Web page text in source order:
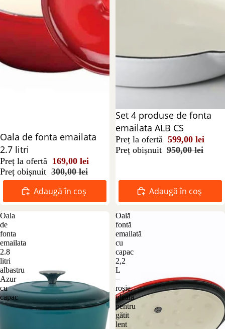
Reducere 44%
Oala de fonta emailata
2.7 litri
Preț la ofertă 169,00 lei
Preț obișnuit 300,00 lei
Adaugă în coș
Reducere 37%
Set 4 produse de fonta
emailata ALB CS
Preț la ofertă 599,00 lei
Preț obișnuit 950,00 lei
Adaugă în coș
Oala
de
fonta
emailata
2.8
litri
albastru
Azur
cu
capac
Oală
fontă
emailată
cu
capac
2,2
L
–
roșie,
ideală
pentru
gătit
lent